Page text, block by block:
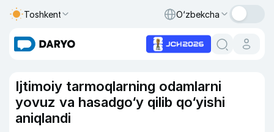
Toshkent O‘zbekcha
Ijtimoiy tarmoqlarning odamlarni
yovuz va hasadgo‘y qilib qo‘yishi
aniqlandi